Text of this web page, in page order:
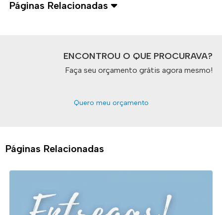
Páginas Relacionadas
ENCONTROU O QUE PROCURAVA?
Faça seu orçamento grátis agora mesmo!
Quero meu orçamento
Páginas Relacionadas